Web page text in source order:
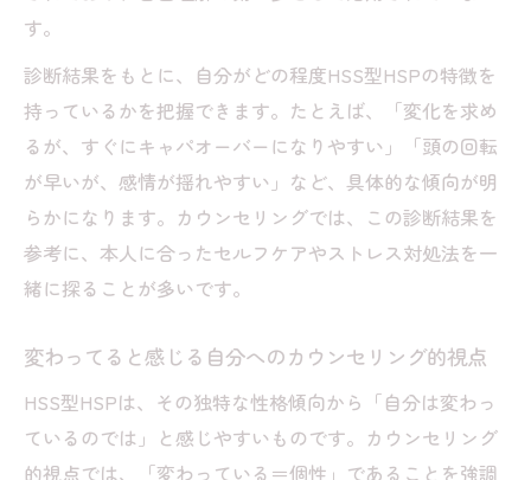
す。
診断結果をもとに、自分がどの程度HSS型HSPの特徴を
持っているかを把握できます。たとえば、「変化を求め
るが、すぐにキャパオーバーになりやすい」「頭の回転
が早いが、感情が揺れやすい」など、具体的な傾向が明
らかになります。カウンセリングでは、この診断結果を
参考に、本人に合ったセルフケアやストレス対処法を一
緒に探ることが多いです。
変わってると感じる自分へのカウンセリング的視点
HSS型HSPは、その独特な性格傾向から「自分は変わっ
ているのでは」と感じやすいものです。カウンセリング
的視点では、「変わっている＝個性」であることを強調